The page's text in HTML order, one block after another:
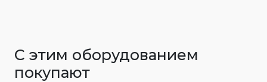
С этим оборудованием
покупают